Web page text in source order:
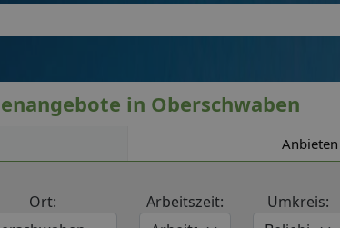
in Oberschwaben
Anbieten
Ort: Arbeitszeit: Umkreis: